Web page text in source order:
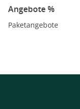
Angebote %
Paketangebote